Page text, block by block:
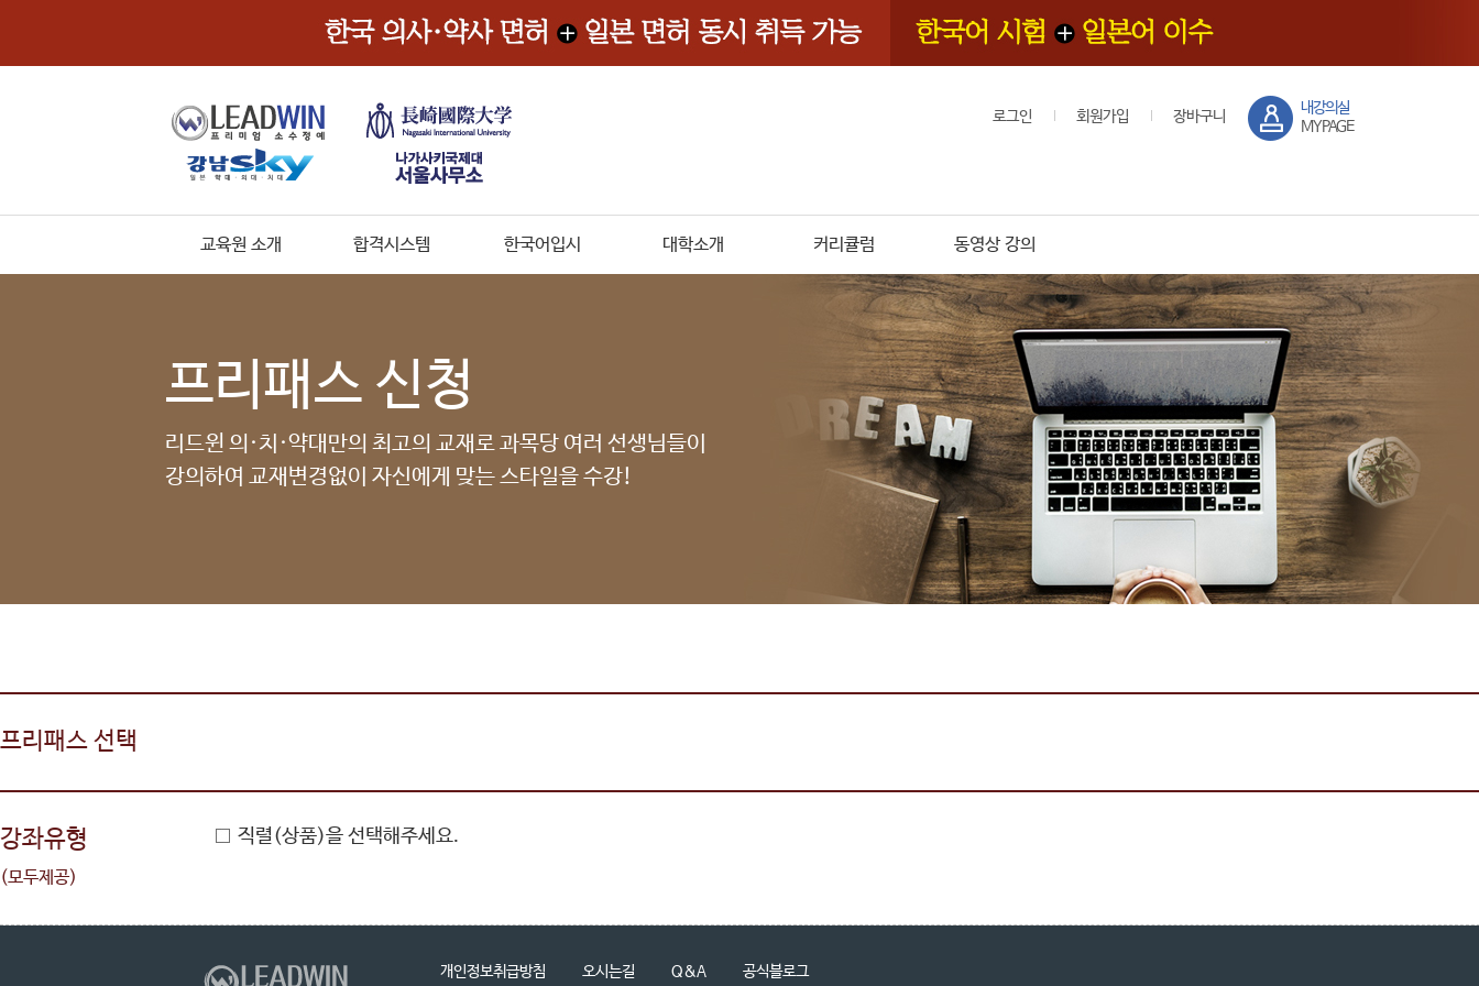
로그인 회원가입 장바구니
내강의실
MYPAGE
교육원 소개 합격시스템 한국어입시 대학소개 커리큘럼 동영상 강의
프리패스 신청
리드윈 의·치·약대만의 최고의 교재로 과목당 여러 선생님들이
강의하여 교재변경없이 자신에게 맞는 스타일을 수강!
프리패스 선택
강좌유형
(모두제공)
직렬(상품)을 선택해주세요.
개인정보취급방침 오시는길 Q&A 공식블로그